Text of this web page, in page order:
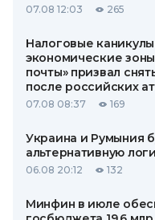
07.08 12:03 265
Налоговые
экономические
почты» призвал
после российских
07.08 08:37 169
Украина и Румыния
альтернативную
06.08 20:12 132
Минфин в июле